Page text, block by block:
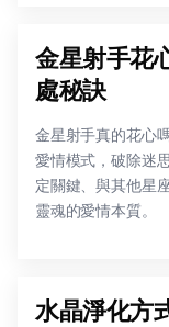
金星射手花
處秘訣
金星射手真的花心
愛情模式，破除迷
定關鍵、與其他星
靈魂的愛情本質。
水晶淨化方